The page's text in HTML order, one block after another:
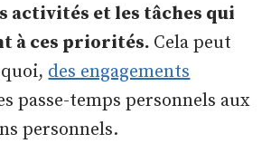
activités et les tâches qui
à ces priorités. Cela peut
quoi,des engagements
passe-temps personnels aux
personnels.